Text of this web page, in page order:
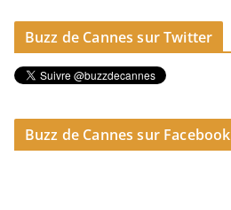
Buzz de Cannes sur Twitter
Buzz de Cannes sur Facebook